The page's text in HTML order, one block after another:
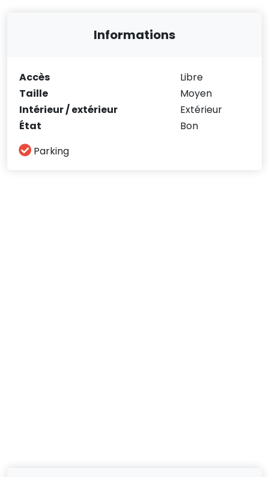
Informations
Accès
Libre
Taille
Moyen
Intérieur / extérieur
Extérieur
État
Bon
Parking